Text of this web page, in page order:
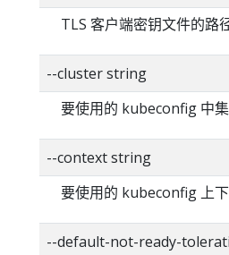
TLS 客户端密钥文件的路径
--cluster string
要使用的 kubeconfig 中集
--context string
要使用的 kubeconfig 上下
--default-not-ready-